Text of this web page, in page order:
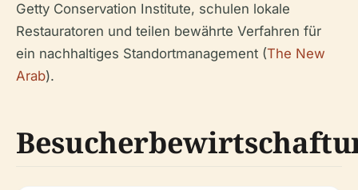
Getty Conservation Institute, schulen lokale
Restauratoren und teilen bewährte Verfahren für
ein nachhaltiges Standortmanagement (The New
Arab).